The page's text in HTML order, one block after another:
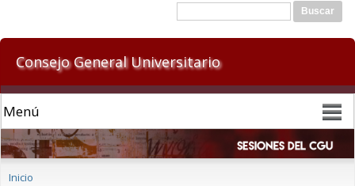
Formulario de búsqueda
Buscar
Consejo General Universitario
Inicio